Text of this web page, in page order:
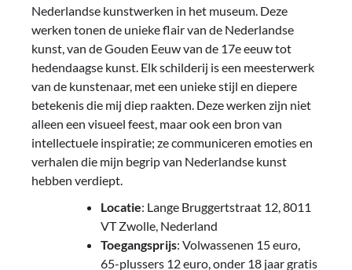
Nederlandse kunstwerken in het museum. Deze
werken tonen de unieke flair van de Nederlandse
kunst, van de Gouden Eeuw van de 17e eeuw tot
hedendaagse kunst. Elk schilderij is een meesterwerk
van de kunstenaar, met een unieke stijl en diepere
betekenis die mij diep raakten. Deze werken zijn niet
alleen een visueel feest, maar ook een bron van
intellectuele inspiratie; ze communiceren emoties en
verhalen die mijn begrip van Nederlandse kunst
hebben verdiept.
Locatie: Lange Bruggertstraat 12, 8011
VT Zwolle, Nederland
Toegangsprijs: Volwassenen 15 euro,
65-plussers 12 euro, onder 18 jaar gratis